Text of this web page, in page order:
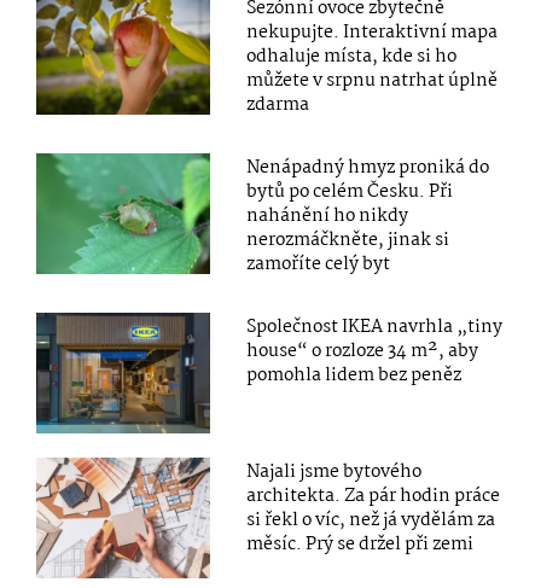
Sezónní ovoce zbytečně
nekupujte. Interaktivní mapa
odhaluje místa, kde si ho
můžete v srpnu natrhat úplně
zdarma
Nenápadný hmyz proniká do
bytů po celém Česku. Při
nahánění ho nikdy
nerozmáčkněte, jinak si
zamoříte celý byt
Společnost IKEA navrhla „tiny
house“ o rozloze 34 m², aby
pomohla lidem bez peněz
Najali jsme bytového
architekta. Za pár hodin práce
si řekl o víc, než já vydělám za
měsíc. Prý se držel při zemi